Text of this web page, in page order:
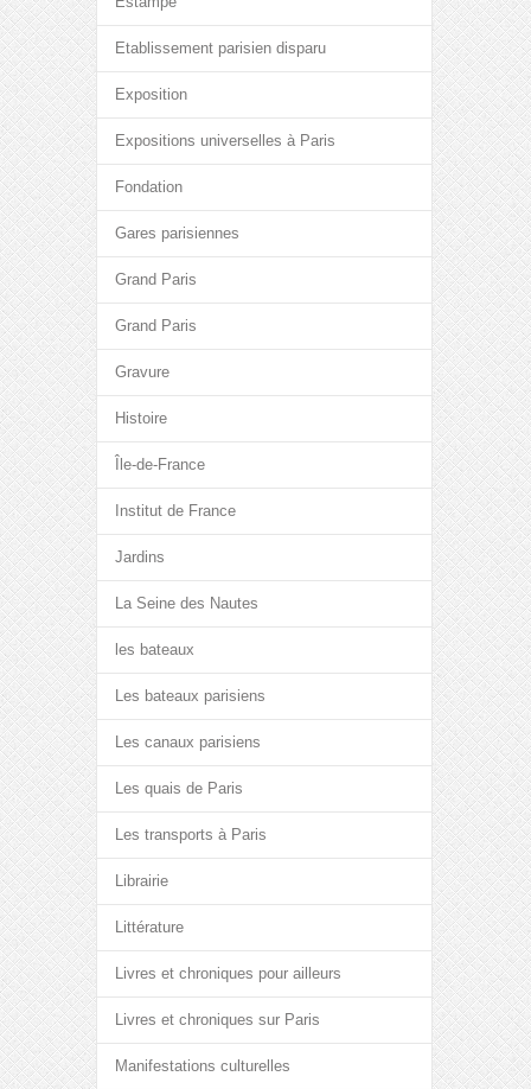
Etablissement parisien disparu
Exposition
Expositions universelles à Paris
Fondation
Gares parisiennes
Grand Paris
Grand Paris
Gravure
Histoire
Île-de-France
Institut de France
Jardins
La Seine des Nautes
les bateaux
Les bateaux parisiens
Les canaux parisiens
Les quais de Paris
Les transports à Paris
Librairie
Littérature
Livres et chroniques pour ailleurs
Livres et chroniques sur Paris
Manifestations culturelles